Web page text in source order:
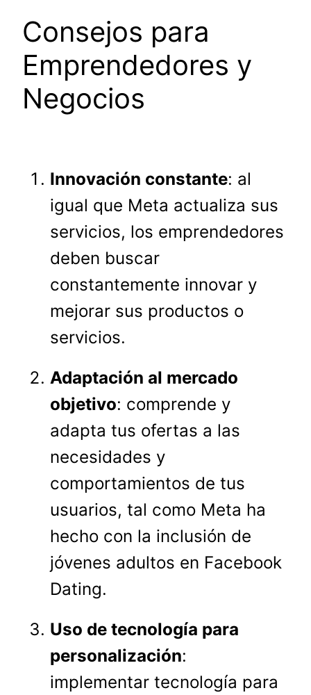
Consejos para
Emprendedores y
Negocios
Innovación constante: al
igual que Meta actualiza sus
servicios, los emprendedores
deben buscar
constantemente innovar y
mejorar sus productos o
servicios.
Adaptación al mercado
objetivo: comprende y
adapta tus ofertas a las
necesidades y
comportamientos de tus
usuarios, tal como Meta ha
hecho con la inclusión de
jóvenes adultos en Facebook
Dating.
Uso de tecnología para
personalización:
implementar tecnología para